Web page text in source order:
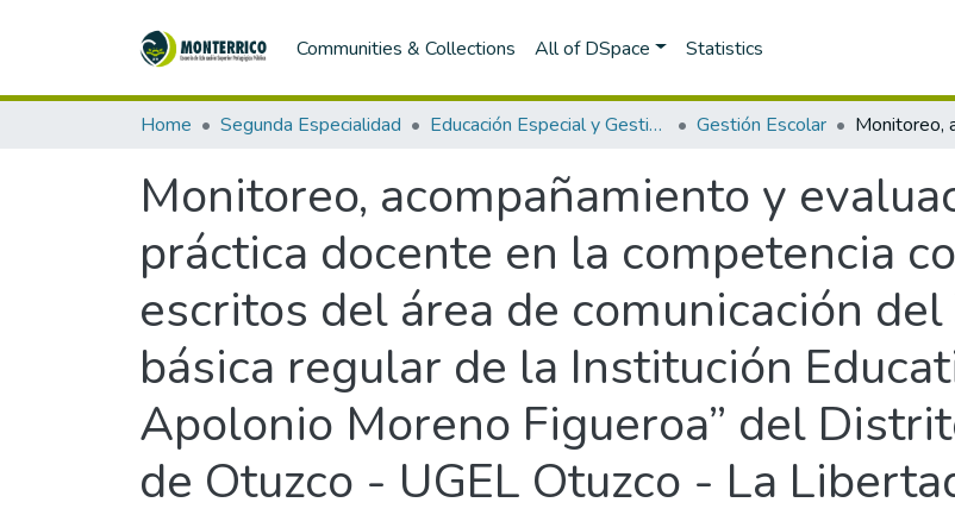
Communities & Collections All of DSpace Statistics
Home Segunda Especialidad Educación Especial y Gestión Escolar Gestión Escolar
Monitoreo, acompañamiento y
práctica docente en la competencia
escritos del área de comunicación
básica regular de la Institución
Apolonio Moreno Figueroa” del
de Otuzco - UGEL Otuzco - La